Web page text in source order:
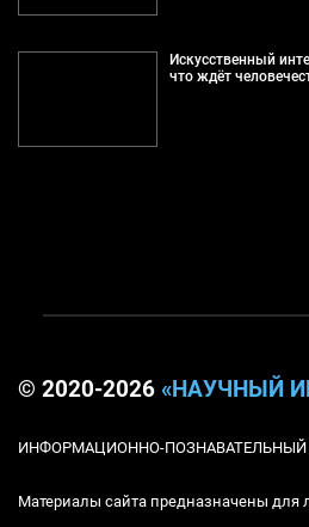
Искусственный
что ждёт
© 2020-2026 «НАУЧНЫЙ
ИНФОРМАЦИОННО-ПОЗНАВАТЕЛЬНЫЙ
Материалы сайта предназначены для